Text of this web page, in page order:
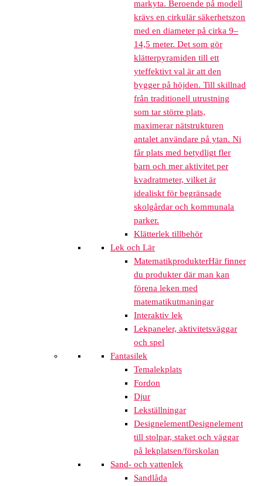
markyta. Beroende på modell
krävs en cirkulär säkerhetszon
med en diameter på cirka 9–
14,5 meter. Det som gör
klätterpyramiden till ett
yteffektivt val är att den
bygger på höjden. Till skillnad
från traditionell utrustning
som tar större plats,
maximerar nätstrukturen
antalet användare på ytan. Ni
får plats med betydligt fler
barn och mer aktivitet per
kvadratmeter, vilket är
idealiskt för begränsade
skolgårdar och kommunala
parker.
Klätterlek tillbehör
Lek och Lär
MatematikprodukterHär finner
du produkter där man kan
förena leken med
matematikutmaningar
Interaktiv lek
Lekpaneler, aktivitetsväggar
och spel
Fantasilek
Temalekplats
Fordon
Djur
Lekställningar
DesignelementDesignelement
till stolpar, staket och väggar
på lekplatsen/förskolan
Sand- och vattenlek
Sandlåda